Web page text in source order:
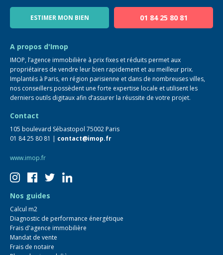
Blog
ESTIMER MON BIEN 01 84 25 80 81
A propos d'Imop
IMOP, l’agence immobilière à prix fixes et réduits permet aux
propriétaires de vendre leur bien rapidement et au meilleur prix.
Implantés à Paris, en région parisienne et dans de nombreuses villes,
nos conseillers possèdent une forte expertise locale et utilisent les
derniers outils digitaux afin d’assurer la réussite de votre projet.
Contact
105 boulevard Sébastopol 75002 Paris
01 84 25 80 81 | contact@imop.fr
www.imop.fr
Nos guides
Calcul m2
Diagnostic de performance énergétique
Frais d'agence immobilière
Mandat de vente
Frais de notaire